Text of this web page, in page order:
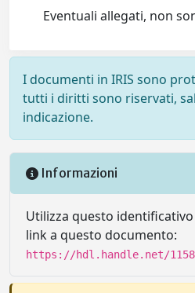
Eventuali allegati, non
I documenti in IRIS sono
tutti i diritti sono riservati,
indicazione.
Informazioni
Utilizza questo
link a questo documento:
https://hdl.handle.net/